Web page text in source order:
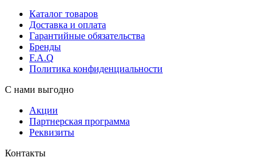
Каталог товаров
Доставка и оплата
Гарантийные обязательства
Бренды
F.A.Q
Политика конфиденциальности
С нами выгодно
Акции
Партнерская программа
Реквизиты
Контакты